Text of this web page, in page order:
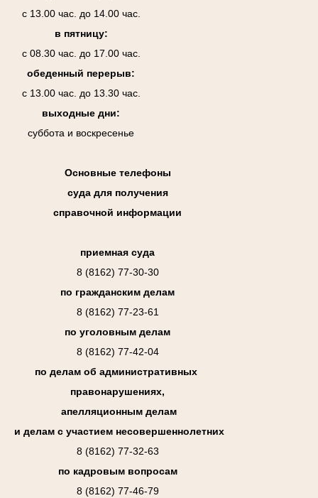
с 13.00 час. до 14.00 час.
в пятницу:
с 08.30 час. до 17.00 час.
обеденный перерыв:
с 13.00 час. до 13.30 час.
выходные дни:
суббота и воскресенье
Основные телефоны
суда для получения
справочной информации
приемная суда
8 (8162) 77-30-30
по гражданским делам
8 (8162) 77-23-61
по уголовным делам
8 (8162) 77-42-04
по делам об административных
правонарушениях,
апелляционным делам
и делам с участием несовершеннолетних
8 (8162) 77-32-63
по кадровым вопросам
8 (8162) 77-46-79